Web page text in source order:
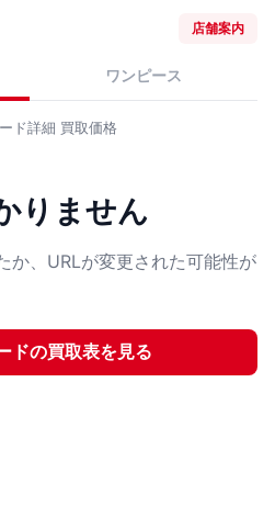
店舗案内
ワンピース
ド詳細 買取価格
りません
か、URLが変更された可能性が
ドの買取表を見る